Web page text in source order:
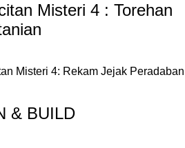
Misteri 4 : Torehan
Misteri 4: Rekam Jejak
& BUILD